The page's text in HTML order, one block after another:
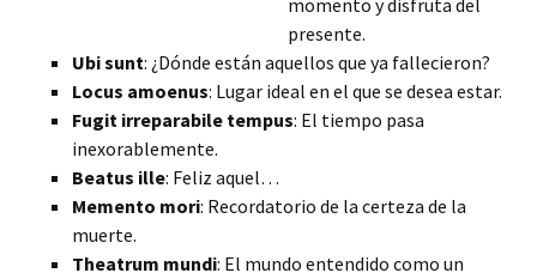
momento y disfruta del
presente.
Ubi sunt: ¿Dónde están aquellos que ya fallecieron?
Locus amoenus: Lugar ideal en el que se desea estar.
Fugit irreparabile tempus: El tiempo pasa
inexorablemente.
Beatus ille: Feliz aquel…
Memento mori: Recordatorio de la certeza de la
muerte.
Theatrum mundi: El mundo entendido como un